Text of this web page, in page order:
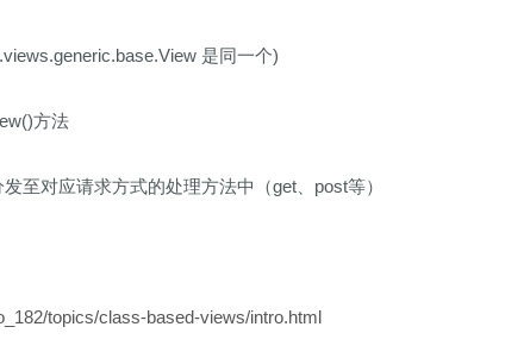
是同一个)
方法
至对应请求方式的处理方法中（get、post等）
topics/class-based-views/intro.html